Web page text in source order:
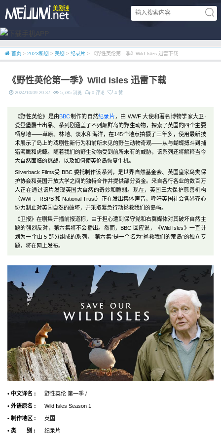
首页 > 2023新剧 > 美剧 > 纪录片 > 《野性英伦第一季》Wild Isles 迅雷下载
《野性英伦第一季》Wild Isles 迅雷下载
2024/10/09 20:37 5,785 浏览 0 评论 4 赞
《野性英伦》是由BBC制作的自然纪录片 ，由 WWF 大使和著名博物学家大卫·
爱登堡爵士出品。系列剧涵盖了不列颠群岛的野生动物，探索了英国的四个主要
栖息地——草原、林地、淡水和海洋，在145个地点拍摄了三年多，使用最新技
术展示了岛上的戏剧性新行为和前所未见的野生动物奇观——从与蝴蝶搏斗到捕
猎海鹰和虎鲸。随着我们的野生动物受到前所未有的威胁，该系列还将解释当今
大自然面临的挑战，以及如何使英伦岛恢复生机。
Silverback Films受 BBC 委托制作该系列，是世界自然基金会、英国皇家鸟类保
护协会和英国开放大学之间的独特合作并提供部分资金。来自各行各业的数百万
人正在通过该片发现英国大自然的奇妙和脆弱。现在，英国三大保护慈善机构
（WWF、RSPB 和 National Trust）正在发出集体声音，呼吁英国社会各界齐心
协力制止对英国自然的破坏，并采取紧急行动拯救我们的岛屿。
《卫报》在剧集开播前报道称，由于担心遭到保守党和右翼媒体对其破坏自然主
题的强烈反对，第六集将不会播出。然而，BBC 回应说，《Wild Isles》一直计
划为一个由 5 部分组成的系列，“第六集”是一个名为“拯救我们的荒岛”的独立专
题，将在网上发布。
• 中文译名 : 野性英伦 第一季 /
• 外语原名 : Wild Isles Season 1
• 制作地区 : 英国
• 类 别 : 纪录片